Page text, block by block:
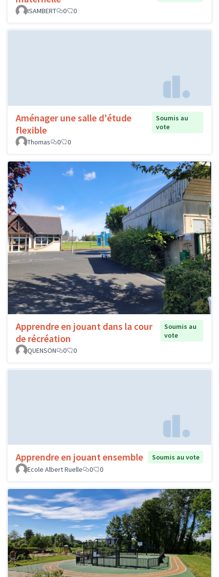
ISAMBERT
0 0
Aménager une salle d'étude
flexible
Soumis au
vote
Thomas
0 0
Apprendre en jouant dans la cour
de récréation
Soumis au
vote
QUENSON
0 0
Apprendre en jouant ensemble
Soumis au vote
Ecole Albert Ruelle
0 0